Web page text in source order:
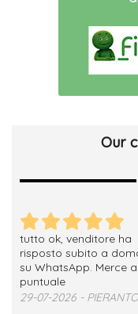
Our
tutto ok, venditore ha
risposto subito a
su WhatsApp. Merce
puntuale
29-07-2026 -